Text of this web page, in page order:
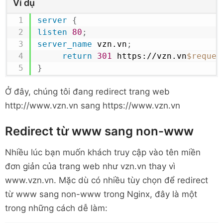
Ví dụ
server
{
listen
80 ;
server_name vzn.vn ;
return
301 https://vzn.vn
}
Ở đây, chúng tôi đang redirect trang web
http://www.vzn.vn sang https://www.vzn.vn
Redirect từ www sang non-www
Nhiều lúc bạn muốn khách truy cập vào tên miền
đơn giản của trang web như vzn.vn thay vì
www.vzn.vn. Mặc dù có nhiều tùy chọn để redirect
từ www sang non-www trong Nginx, đây là một
trong những cách dễ làm: